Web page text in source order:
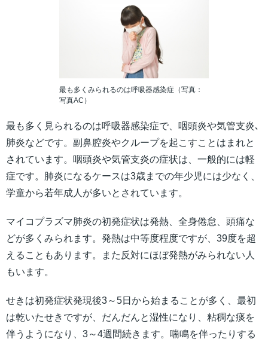
最も多くみられるのは呼吸器感染症（写真：
写真AC）
最も多く見られるのは呼吸器感染症で、咽頭炎や気管支炎､
肺炎などです。副鼻腔炎やクループを起こすことはまれと
されています。咽頭炎や気管支炎の症状は、一般的には軽
症です。肺炎になるケースは3歳までの年少児には少なく、
学童から若年成人が多いとされています。
マイコプラズマ肺炎の初発症状は発熱、全身倦怠、頭痛な
どが多くみられます。発熱は中等度程度ですが、39度を超
えることもあります。また反対にほぼ発熱がみられない人
もいます。
せきは初発症状発現後3～5日から始まることが多く、最初
は乾いたせきですが、だんだんと湿性になり、粘稠な痰を
伴うようになり、3～4週間続きます。喘鳴を伴ったりする